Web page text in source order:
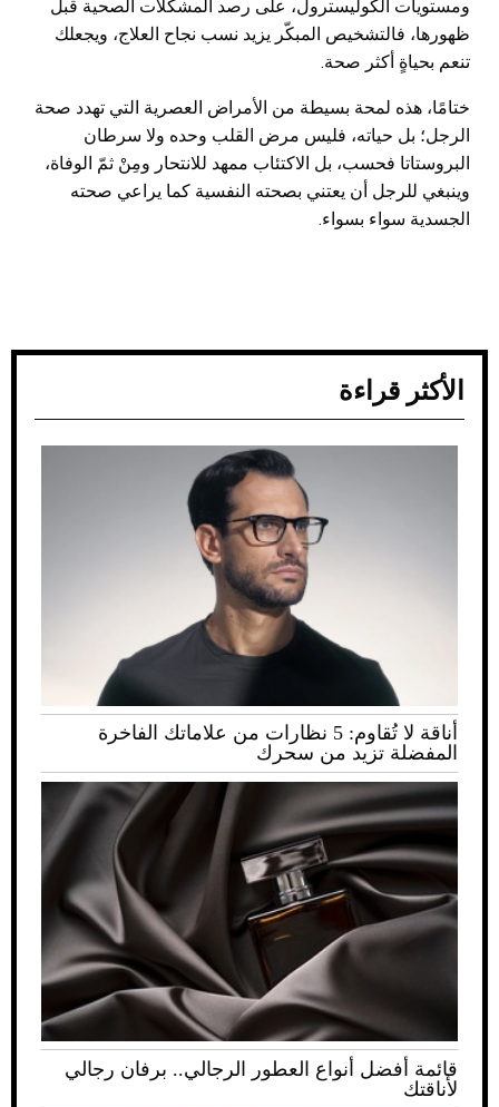
ومستويات الكوليسترول، على رصد المشكلات الصحية قبل
ظهورها، فالتشخيص المبكّر يزيد نسب نجاح العلاج، ويجعلك
تنعم بحياةٍ أكثر صحة.
ختامًا، هذه لمحة بسيطة من الأمراض العصرية التي تهدد صحة
الرجل؛ بل حياته، فليس مرض القلب وحده ولا سرطان
البروستاتا فحسب، بل الاكتئاب ممهد للانتحار ومِنْ ثمّ الوفاة،
وينبغي للرجل أن يعتني بصحته النفسية كما يراعي صحته
الجسدية سواء بسواء.
الأكثر قراءة
أناقة لا تُقاوم: 5 نظارات من علاماتك الفاخرة
المفضلة تزيد من سحرك
قائمة أفضل أنواع العطور الرجالي.. برفان رجالي
لأناقتك